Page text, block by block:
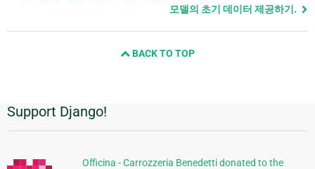
모델의 초기 데이터 제공하기.
BACK TO TOP
추
가
정
Support Django!
Officina - Carrozzeria Benedetti donated to the